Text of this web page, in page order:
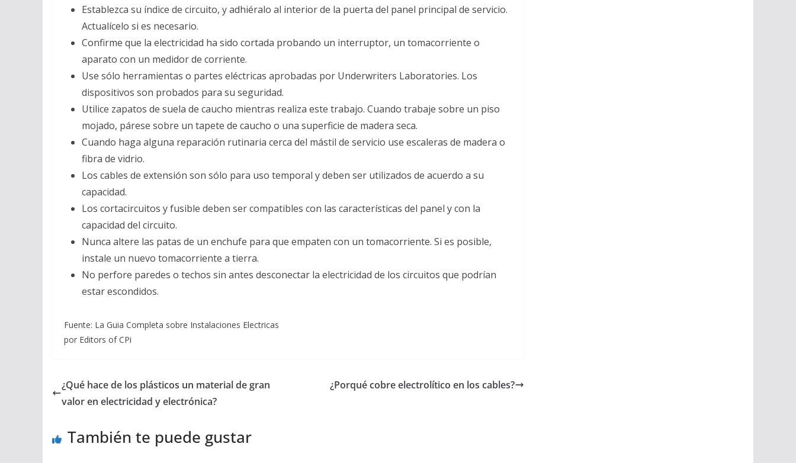
Establezca su índice de circuito, y adhiéralo al interior de la puerta del panel principal de servicio.
Actualícelo si es necesario.
Confirme que la electricidad ha sido cortada probando un interruptor, un tomacorriente o
aparato con un medidor de corriente.
Use sólo herramientas o partes eléctricas aprobadas por Underwriters Laboratories. Los
dispositivos son probados para su seguridad.
Utilice zapatos de suela de caucho mientras realiza este trabajo. Cuando trabaje sobre un piso
mojado, párese sobre un tapete de caucho o una superficie de madera seca.
Cuando haga alguna reparación rutinaria cerca del mástil de servicio use escaleras de madera o
fibra de vidrio.
Los cables de extensión son sólo para uso temporal y deben ser utilizados de acuerdo a su
capacidad.
Los cortacircuitos y fusible deben ser compatibles con las características del panel y con la
capacidad del circuito.
Nunca altere las patas de un enchufe para que empaten con un tomacorriente. Si es posible,
instale un nuevo tomacorriente a tierra.
No perfore paredes o techos sin antes desconectar la electricidad de los circuitos que podrían
estar escondidos.
Fuente: La Guia Completa sobre Instalaciones Electricas
por Editors of CPi
¿Qué hace de los plásticos un material de gran
valor en electricidad y electrónica?
¿Porqué cobre electrolítico en los cables?
También te puede gustar